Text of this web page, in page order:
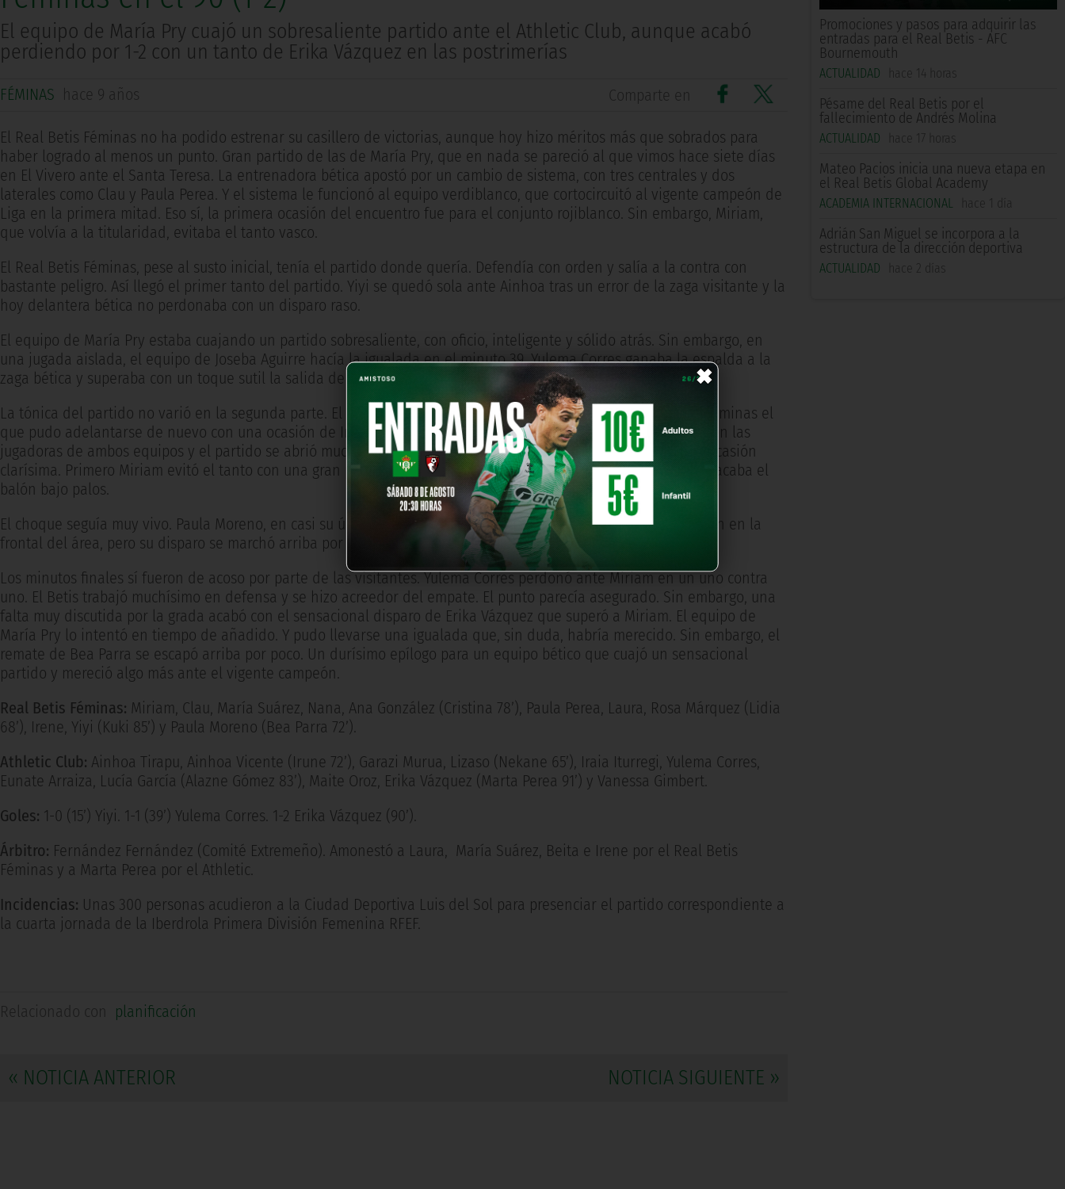
×
Promociones y pasos para adquirir las
entradas para el Real Betis - AFC
Bournemouth
ACTUALIDAD hace 14 horas
Pésame del Real Betis por el
fallecimiento de Andrés Molina
ACTUALIDAD hace 17 horas
Mateo Pacios inicia una nueva etapa en
el Real Betis Global Academy
ACADEMIA INTERNACIONAL hace 1 día
Adrián San Miguel se incorpora a la
estructura de la dirección deportiva
ACTUALIDAD hace 2 días
El equipo de María Pry cuajó un sobresaliente partido ante el Athletic Club, aunque acabó
perdiendo por 1-2 con un tanto de Erika Vázquez en las postrimerías
FÉMINAS hace 9 años Comparte en
El Real Betis Féminas no ha podido estrenar su casillero de victorias, aunque hoy hizo méritos más que sobrados para
haber logrado al menos un punto. Gran partido de las de María Pry, que en nada se pareció al que vimos hace siete días
en El Vivero ante el Santa Teresa. La entrenadora bética apostó por un cambio de sistema, con tres centrales y dos
laterales como Clau y Paula Perea. Y el sistema le funcionó al equipo verdiblanco, que cortocircuitó al vigente campeón de
Liga en la primera mitad. Eso sí, la primera ocasión del encuentro fue para el conjunto rojiblanco. Sin embargo, Miriam,
que volvía a la titularidad, evitaba el tanto vasco.
El Real Betis Féminas, pese al susto inicial, tenía el partido donde quería. Defendía con orden y salía a la contra con
bastante peligro. Así llegó el primer tanto del partido. Yiyi se quedó sola ante Ainhoa tras un error de la zaga visitante y la
hoy delantera bética no perdonaba con un disparo raso.
El equipo de María Pry estaba cuajando un partido sobresaliente, con oficio, inteligente y sólido atrás. Sin embargo, en
una jugada aislada, el equipo de Joseba Aguirre hacía la igualada en el minuto 39. Yulema Corres ganaba la espalda a la
zaga bética y superaba con un toque sutil la salida de Miriam. Con empate a un gol se llegó al descanso.
La tónica del partido no varió en la segunda parte. El Athletic dio un paso adelante, aunque fue el Real Betis Féminas el
que pudo adelantarse de nuevo con una ocasión de Irene y Paula Moreno. El cansancio empezó a hacer mella en las
jugadoras de ambos equipos y el partido se abrió mucho más. El Athletic rozó el segundo tanto con una doble ocasión
clarísima. Primero Miriam evitó el tanto con una gran parada y, en la acción posterior, fue María Suárez la que sacaba el
balón bajo palos.
El choque seguía muy vivo. Paula Moreno, en casi su última aparición antes de ser sustituida, ganó bien un balón en la
frontal del área, pero su disparo se marchó arriba por poco. Era el minuto 66.
Los minutos finales sí fueron de acoso por parte de las visitantes. Yulema Corres perdonó ante Miriam en un uno contra
uno. El Betis trabajó muchísimo en defensa y se hizo acreedor del empate. El punto parecía asegurado. Sin embargo, una
falta muy discutida por la grada acabó con el sensacional disparo de Erika Vázquez que superó a Miriam. El equipo de
María Pry lo intentó en tiempo de añadido. Y pudo llevarse una igualada que, sin duda, habría merecido. Sin embargo, el
remate de Bea Parra se escapó arriba por poco. Un durísimo epílogo para un equipo bético que cuajó un sensacional
partido y mereció algo más ante el vigente campeón.
Real Betis Féminas: Miriam, Clau, María Suárez, Nana, Ana González (Cristina 78’), Paula Perea, Laura, Rosa Márquez (Lidia
68’), Irene, Yiyi (Kuki 85’) y Paula Moreno (Bea Parra 72’).
Athletic Club: Ainhoa Tirapu, Ainhoa Vicente (Irune 72’), Garazi Murua, Lizaso (Nekane 65’), Iraia Iturregi, Yulema Corres,
Eunate Arraiza, Lucía García (Alazne Gómez 83’), Maite Oroz, Erika Vázquez (Marta Perea 91’) y Vanessa Gimbert.
Goles: 1-0 (15’) Yiyi. 1-1 (39’) Yulema Corres. 1-2 Erika Vázquez (90’).
Árbitro: Fernández Fernández (Comité Extremeño). Amonestó a Laura, María Suárez, Beita e Irene por el Real Betis
Féminas y a Marta Perea por el Athletic.
Incidencias: Unas 300 personas acudieron a la Ciudad Deportiva Luis del Sol para presenciar el partido correspondiente a
la cuarta jornada de la Iberdrola Primera División Femenina RFEF.
Relacionado con planificación
« NOTICIA ANTERIOR NOTICIA SIGUIENTE »